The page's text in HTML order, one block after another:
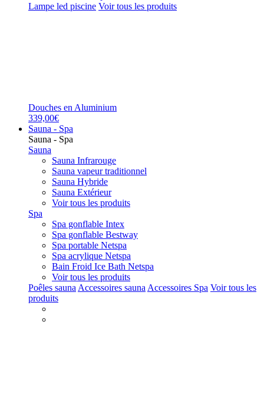
Lampe led piscine Voir tous les produits
Douches en Aluminium
339,00€
Sauna - Spa
Sauna - Spa
Sauna
Sauna Infrarouge
Sauna vapeur traditionnel
Sauna Hybride
Sauna Extérieur
Voir tous les produits
Spa
Spa gonflable Intex
Spa gonflable Bestway
Spa portable Netspa
Spa acrylique Netspa
Bain Froid Ice Bath Netspa
Voir tous les produits
Poêles sauna Accessoires sauna Accessoires Spa Voir tous les
produits